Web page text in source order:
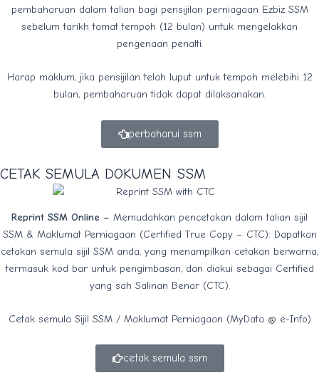
pembaharuan dalam talian bagi pensijilan perniagaan Ezbiz SSM
sebelum tarikh tamat tempoh (12 bulan) untuk mengelakkan
pengenaan penalti.
Harap maklum, jika pensijilan telah luput untuk tempoh melebihi 12
bulan, pembaharuan tidak dapat dilaksanakan.
perbaharui ssm
CETAK SEMULA DOKUMEN SSM
Reprint SSM Online – Memudahkan pencetakan dalam talian sijil
SSM & Maklumat Perniagaan (Certified True Copy – CTC): Dapatkan
cetakan semula sijil SSM anda, yang menampilkan cetakan berwarna,
termasuk kod bar untuk pengimbasan, dan diakui sebagai Certified
yang sah Salinan Benar (CTC).
Cetak semula Sijil SSM / Maklumat Perniagaan (MyData @ e-Info)
cetak semula ssm